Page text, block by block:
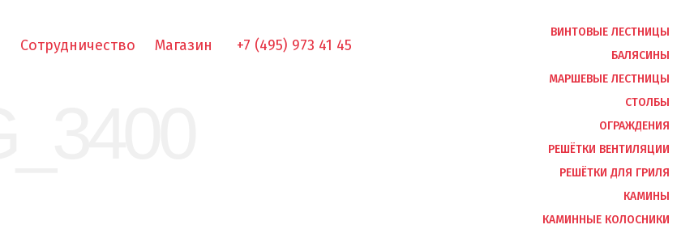
Сотрудничество Магазин +7 (495) 973 41 45
ВИНТОВЫЕ ЛЕСТНИЦЫ
БАЛЯСИНЫ
МАРШЕВЫЕ ЛЕСТНИЦЫ
СТОЛБЫ
ОГРАЖДЕНИЯ
РЕШЁТКИ ВЕНТИЛЯЦИИ
РЕШЁТКИ ДЛЯ ГРИЛЯ
КАМИНЫ
КАМИННЫЕ КОЛОСНИКИ